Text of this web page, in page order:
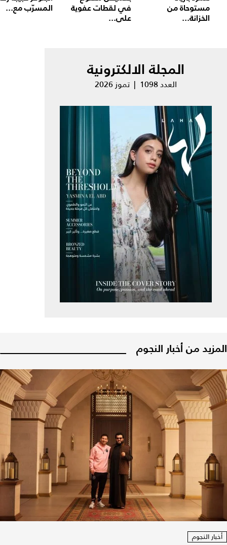
مستوحاة من
الخزانة...
في لقطات عفوية
على...
المسرّب مع...
المجلة الالكترونية
العدد 1098 | تموز 2026
المزيد من أخبار النجوم
أخبار النجوم